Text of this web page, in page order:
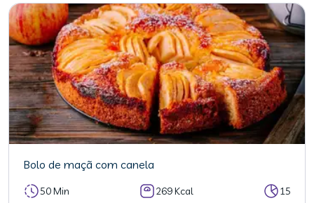
Bolo de maçã com canela
50 Min 269 Kcal 15